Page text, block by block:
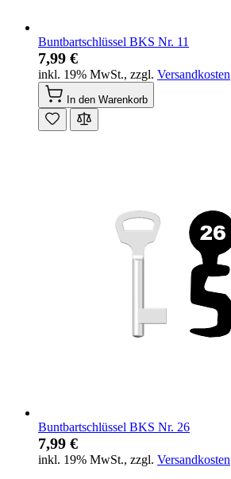
Buntbartschlüssel BKS Nr. 11
7,99 €
inkl. 19% MwSt., zzgl. Versandkosten
In den Warenkorb
Buntbartschlüssel BKS Nr. 26
7,99 €
inkl. 19% MwSt., zzgl. Versandkosten